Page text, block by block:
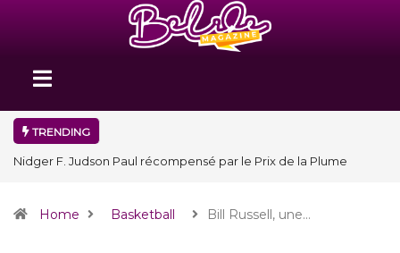
TRENDING
Nidger F. Judson Paul récompensé par le Prix de la Plume
Home Basketball Bill Russell, une…